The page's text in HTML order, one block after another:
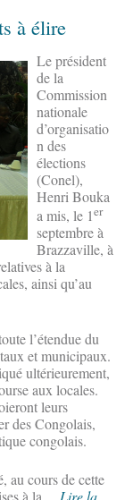
à élire
Le président
de la
Commission
nationale
d’organisatio
n des
élections
(Conel),
Henri Bouka
a mis, le 1er
septembre à
Brazzaville, à
à la
ainsi qu’au
l’étendue du
et municipaux.
ultérieurement,
aux locales.
leurs
des Congolais,
congolais.
au cours de cette
à la ... Lire la